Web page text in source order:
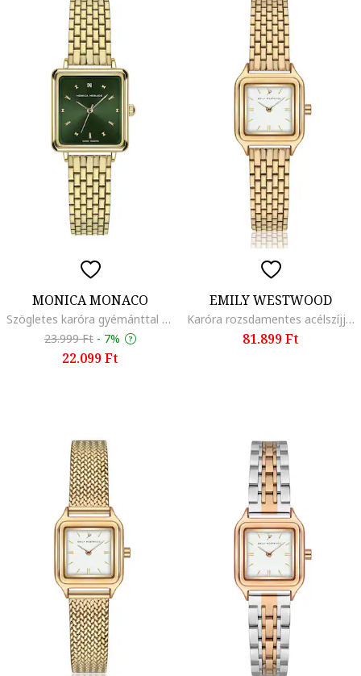
MONICA MONACO
Szögletes karóra gyémánttal díszítve, Aranyszín
23.999 Ft - 7%
22.099 Ft
EMILY WESTWOOD
Karóra rozsdamentes acélszíjjal, világos aranyszín
81.899 Ft